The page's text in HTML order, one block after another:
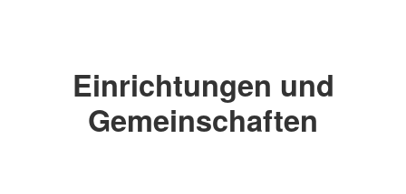
Einrichtungen und
Gemeinschaften